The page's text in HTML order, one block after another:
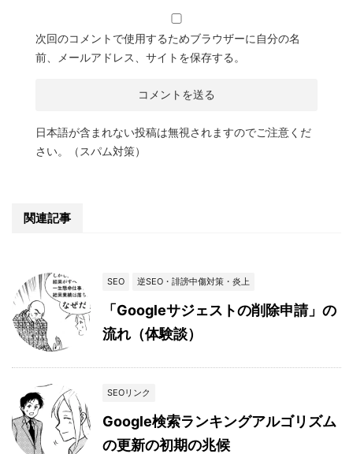
次回のコメントで使用するためブラウザーに自分の名
前、メールアドレス、サイトを保存する。
日本語が含まれない投稿は無視されますのでご注意くだ
さい。（スパム対策）
関連記事
SEO 逆SEO・誹謗中傷対策・炎上
「Googleサジェストの削除申請」の
流れ（体験談）
SEOリンク
Google検索ランキングアルゴリズム
の更新の初期の兆候